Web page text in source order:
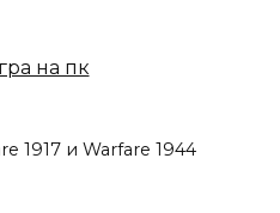
1917 и Warfare 1944